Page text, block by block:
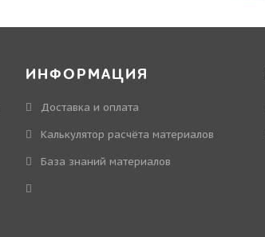
ИНФОРМАЦИЯ
Доставка и оплата
Калькулятор расчёта материалов
База знаний материалов